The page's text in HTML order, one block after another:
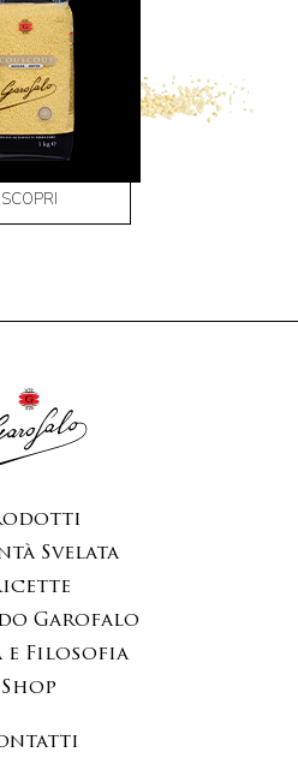
SCOPRI
Svelata
Garofalo
e Filosofia
Shop